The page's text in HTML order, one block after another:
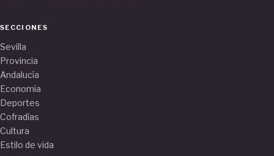
SECCIONES
Sevilla
Provincia
Andalucía
Economía
Deportes
Cofradías
Cultura
Estilo de vida